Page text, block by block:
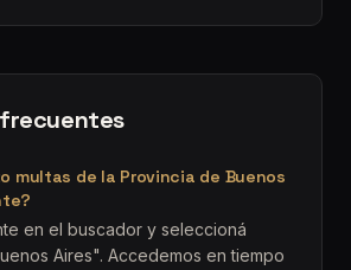
multas de la Provincia de Buenos
en el buscador y seleccioná
Aires". Accedemos en tiempo